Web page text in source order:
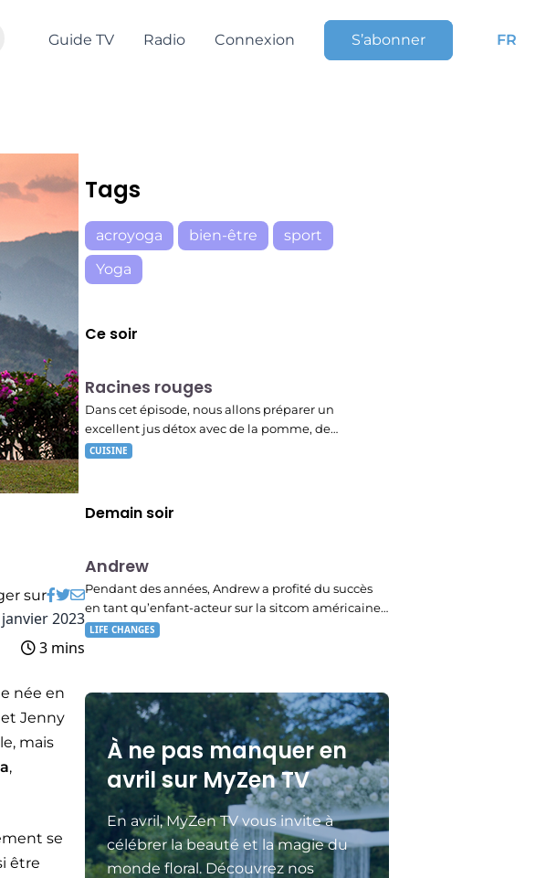
Guide TV Radio Connexion S’abonner FR
sur
2023
3 mins
née en
et Jenny
mais
,
se
être
Tags
acroyoga bien-être
sport
Yoga
Ce soir
E01
19:56
Racines rouges
Dans cet épisode, nous allons préparer un
excellent jus détox avec de la pomme, de…
CUISINE
Demain soir
E02
23:15
Andrew
Pendant des années, Andrew a profité du succès
en tant qu’enfant-acteur sur la sitcom américaine…
LIFE CHANGES
À ne pas manquer en
avril sur MyZen TV
En avril, MyZen TV vous invite à
célébrer la beauté et la magie du
monde floral. Découvrez nos